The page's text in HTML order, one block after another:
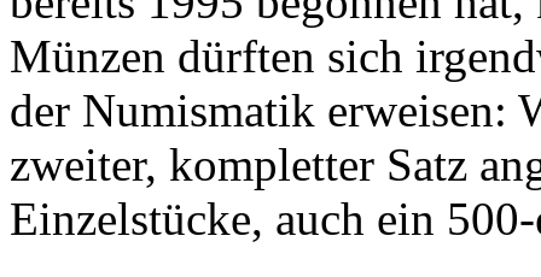
Münzen dürften sich
der Numismatik erweisen:
zweiter, kompletter Satz
Einzelstücke, auch ein